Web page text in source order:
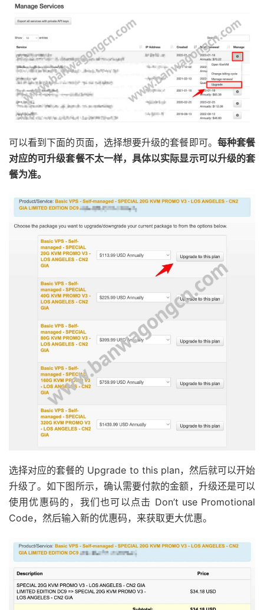
可以看到下面的页面，选择想要升级的套餐即可。 每种套餐
对应的可升级套餐不太一样，具体以实际显示可以升级的套
餐为准。
选择对应的套餐的 Upgrade to this plan，然后就可以开始
升级了。如下图所示，确认需要付款的金额，升级还是可以
使用优惠码的，我们也可以点击 Don’t use Promotional
Code，然后输入新的优惠码，来获取更大优惠。